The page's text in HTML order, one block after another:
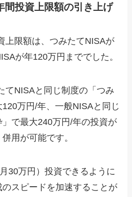
投資上限額の引き上げ
上限額は、つみたてNISAが
が年120万円まででした。
てNISAと同じ制度の「つみ
万円/年、一般NISAと同じ
で最大240万円/年の投資が
用が可能です。
30万円）投資できるように
スピードを加速することが